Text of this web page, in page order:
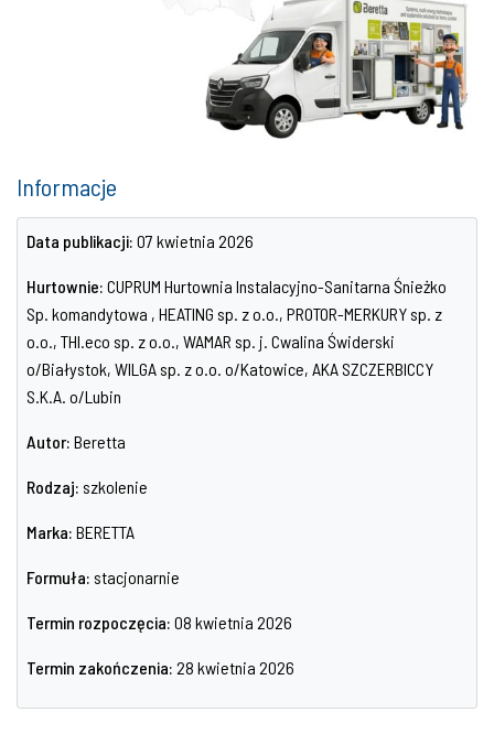
Informacje
Data publikacji: 07 kwietnia 2026
Hurtownie: CUPRUM Hurtownia Instalacyjno-Sanitarna Śnieżko
Sp. komandytowa , HEATING sp. z o.o., PROTOR-MERKURY sp. z
o.o., THI.eco sp. z o.o., WAMAR sp. j. Cwalina Świderski
o/Białystok, WILGA sp. z o.o. o/Katowice, AKA SZCZERBICCY
S.K.A. o/Lubin
Autor: Beretta
Rodzaj: szkolenie
Marka: BERETTA
Formuła: stacjonarnie
Termin rozpoczęcia: 08 kwietnia 2026
Termin zakończenia: 28 kwietnia 2026